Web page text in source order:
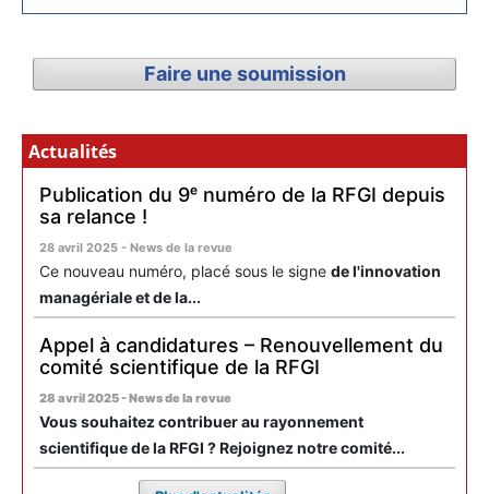
Faire une soumission
Actualités
Publication du 9ᵉ numéro de la RFGI depuis
sa relance !
28 avril 2025 - News de la revue
Ce nouveau numéro, placé sous le signe de l'innovation
managériale et de la...
Appel à candidatures – Renouvellement du
comité scientifique de la RFGI
28 avril 2025 - News de la revue
Vous souhaitez contribuer au rayonnement
scientifique de la RFGI ? Rejoignez notre comité...